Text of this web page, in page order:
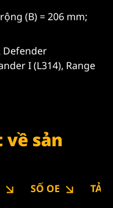
(B) = 206 mm;
Defender
I (L314), Range
sản
SỐ OE TẢI